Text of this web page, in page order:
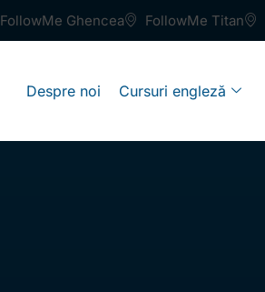
FollowMe Ghencea FollowMe Titan
Despre noi Cursuri engleză